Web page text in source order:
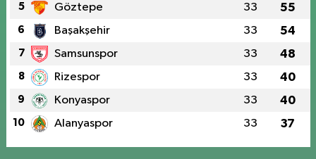
5 Göztepe 33 55
6 Başakşehir 33 54
7 Samsunspor 33 48
8 Rizespor 33 40
9 Konyaspor 33 40
10 Alanyaspor 33 37